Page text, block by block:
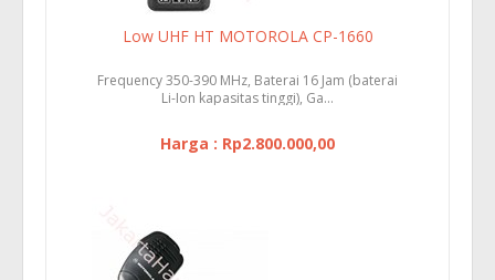
Low UHF HT MOTOROLA CP-1660
Frequency 350-390 MHz, Baterai 16 Jam (baterai
Li-Ion kapasitas tinggi), Ga...
Harga : Rp2.800.000,00